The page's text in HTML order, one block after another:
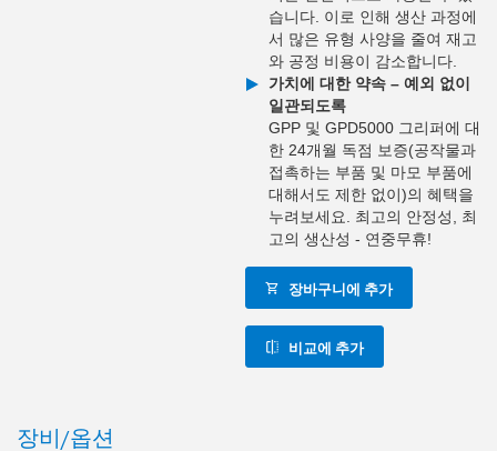
습니다. 이로 인해 생산 과정에
서 많은 유형 사양을 줄여 재고
와 공정 비용이 감소합니다.
가치에 대한 약속 – 예외 없이
일관되도록
GPP 및 GPD5000 그리퍼에 대
한 24개월 독점 보증(공작물과
접촉하는 부품 및 마모 부품에
대해서도 제한 없이)의 혜택을
누려보세요. 최고의 안정성, 최
고의 생산성 - 연중무휴!
장바구니에 추가
비교에 추가
장비/옵션